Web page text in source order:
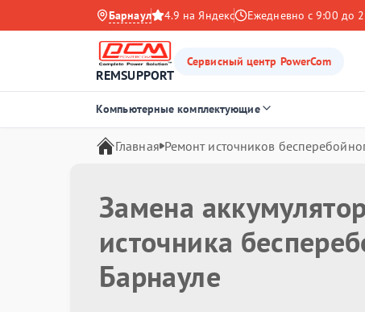
Барнаул 4.9 на Яндекс Ежедневно с 9:00 до
REMSUPPORT
Сервисный центр PowerCom
Компьютерные комплектующие
Главная Ремонт источников
Замена
источника
Барнауле